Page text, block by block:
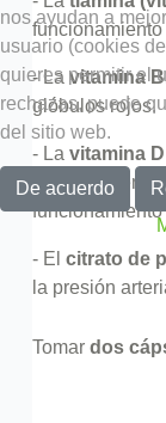
- La vitamina
glóbulos rojos.
- La vitamina
mantenimiento
- El citrato de
la presión
Tomar dos
nos ayudan a
usuario (cookies
quieres permitir el
rechazas, puede
del sitio web.
De acuerdo